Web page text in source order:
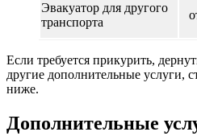
Эвакуатор для другого
транспорта
Если требуется прикурить,
другие дополнительные услуги,
ниже.
Дополнительные